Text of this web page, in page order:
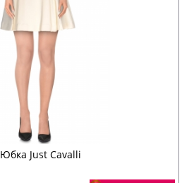
Юбка Just Cavalli